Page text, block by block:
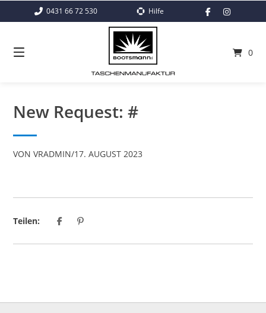
0431 66 72 530 Hilfe
0
New Request: #
VONVRADMIN/17. AUGUST 2023
Teilen: